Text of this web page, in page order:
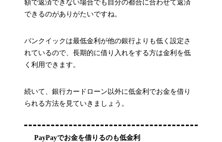
額で返済できない場合でも自分の都合に合わせて返済
できるのがありがたいですね。
バンクイックは最低金利が他の銀行よりも低く設定さ
れているので、長期的に借り入れをする方は金利を低
く利用できます。
続いて、銀行カードローン以外に低金利でお金を借り
られる方法を見ていきましょう。
PayPayでお金を借りるのも低金利